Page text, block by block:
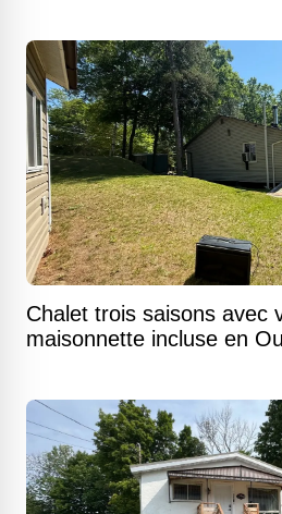
Chalet trois saisons avec
maisonnette incluse en